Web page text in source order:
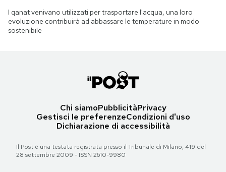
I qanat venivano utilizzati per trasportare l'acqua, una loro
evoluzione contribuirà ad abbassare le temperature in modo
sostenibile
Chi siamoPubblicitàPrivacy
Gestisci le preferenzeCondizioni d'uso
Dichiarazione di accessibilità
Il Post è una testata registrata presso il Tribunale di Milano, 419 del
28 settembre 2009 - ISSN 2610-9980